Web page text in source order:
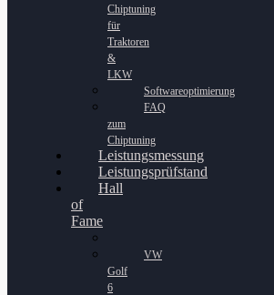
Chiptuning
für
Traktoren
&
LKW
Softwareoptimierung
FAQ
zum
Chiptuning
Leistungsmessung
Leistungsprüfstand
Hall
of
Fame
VW
Golf
6